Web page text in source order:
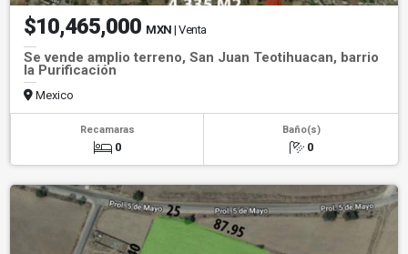
$10,465,000 MXN | Venta
Se vende amplio terreno, San Juan Teotihuacan, barrio
la Purificación
Mexico
Recamaras
0
Baño(s)
0